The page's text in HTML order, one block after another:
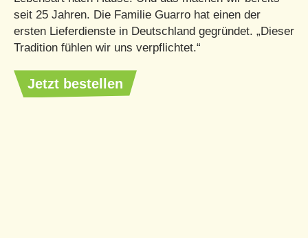
seit 25 Jahren. Die Familie Guarro hat einen der
ersten Lieferdienste in Deutschland gegründet. „Dieser
Tradition fühlen wir uns verpflichtet.“
Jetzt bestellen